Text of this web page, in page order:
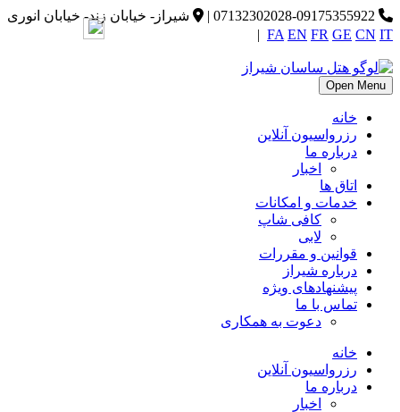
|
شیراز- خیابان زند- خیابان انوری
FA EN FR GE CN IT
|
Open Menu
خانه
رزرواسیون آنلاین
درباره ما
اخبار
اتاق ها
خدمات و امکانات
کافی شاپ
لابی
قوانین و مقررات
درباره شیراز
پیشنهادهای ویژه
تماس با ما
دعوت به همکاری
خانه
رزرواسیون آنلاین
درباره ما
اخبار